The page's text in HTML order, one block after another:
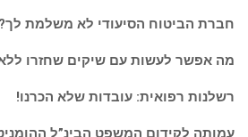
חברת הביטוח הסיעודי לא משלמת לך?
מה אפשר לעשות עם שיקים שחזרו ללא
רשלנות רפואית: עובדות שלא הכרנו!
עמותה לקידום המשפט הבינ”ל